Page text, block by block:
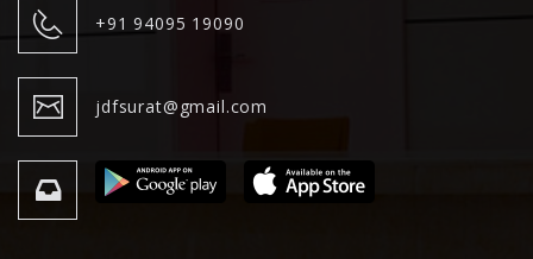
+91 94095 19090
jdfsurat@gmail.com